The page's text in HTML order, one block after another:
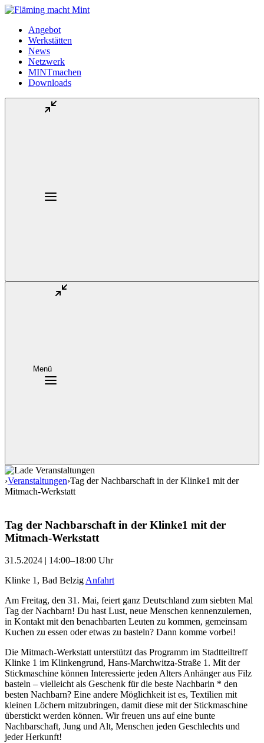
Angebot
Werkstätten
News
Netzwerk
MINTmachen
Downloads
Menü
›Veranstaltungen›Tag der Nachbarschaft in der Klinke1 mit der
Mitmach-Werkstatt
Tag der Nachbarschaft in der Klinke1 mit der
Mitmach-Werkstatt
31.5.2024 | 14:00–18:00 Uhr
Klinke 1, Bad BelzigAnfahrt
Am Freitag, den 31. Mai, feiert ganz Deutschland zum siebten Mal
Tag der Nachbarn! Du hast Lust, neue Menschen kennenzulernen,
in Kontakt mit den benachbarten Leuten zu kommen, gemeinsam
Kuchen zu essen oder etwas zu basteln? Dann komme vorbei!
Die Mitmach-Werkstatt unterstützt das Programm im Stadtteiltreff
Klinke 1 im Klinkengrund, Hans-Marchwitza-Straße 1. Mit der
Stickmaschine können Interessierte jeden Alters Anhänger aus Filz
basteln – vielleicht als Geschenk für die beste Nachbarin * den
besten Nachbarn? Eine andere Möglichkeit ist es, Textilien mit
kleinen Löchern mitzubringen, damit diese mit der Stickmaschine
überstickt werden können. Wir freuen uns auf eine bunte
Nachbarschaft, Jung und Alt, Menschen jeden Geschlechts und
jeder Herkunft!